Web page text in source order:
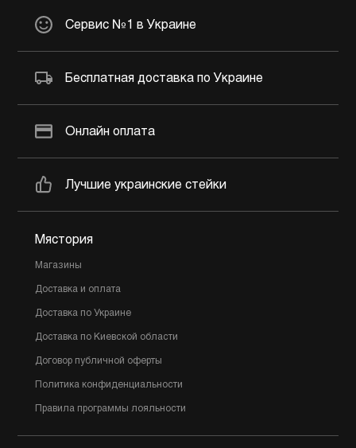
Сервис №1 в Украине
Бесплатная доставка по Украине
Онлайн оплата
Лучшие украинские стейки
Мястория
Магазины
Доставка и оплата
Доставка по Украине
Доставка по Киевской области
Договор публичной оферты
Политика конфиденциальности
Правила программы лояльности